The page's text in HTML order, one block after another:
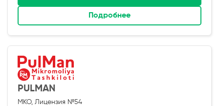
Подробнее
PULMAN
МКО, Лицензия №54